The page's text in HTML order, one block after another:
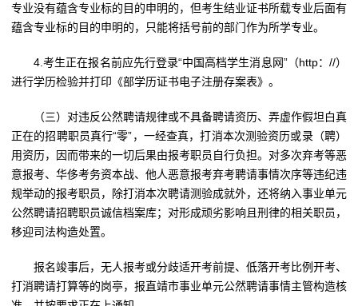
专业没有蕴含专业标的目的申明的，但考生结业证书所载专业后面有
蕴含专业标的目的申明的，只能将括号前的部门作为所学专业。
4.考生正在报名前应先行登录“中国高档学生消息网”（http：//）
进行学历检验并打印《部学历证书电子注册存案表》。
（三）对违反公然聘请规律或不具备聘请资历、弄虚作假坦白真
正在的招聘职员真行“零”，一经查真，打消本次测验资历或录（聘）
用资历，因而带来的一切后果由报考职员自行负担。对多次弃考等恶
意报考、华侈考务资本战、他人恶意报考弃考聘请事情次序等违纪违
规举动的报考职员，除打消本次聘请测验成就外，还将纳入事业单元
公然聘请招聘职员诚信档案库；对形成顽劣影响且刑律的相关职员，
移迎司法构造处置。
报名竣事后，无人报考或分歧适开考前提、低落开考比例开考、
打消聘请打算等的岗亭，报直靖市事业单元公然聘请事情主管构造核